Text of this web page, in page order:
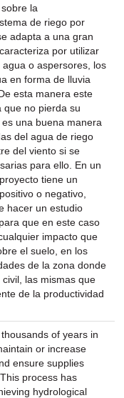
la
de riego por
adapta a una gran
por utilizar
o aspersores, los
en forma de lluvia
esta manera este
que no pierda su
una buena manera
del agua de riego
del viento si se
para ello. En un
tiene un
o negativo,
hacer un estudio
que en este caso
impacto que
el suelo, en los
de la zona donde
las mismas que
de la productividad
of years in
or increase
ensure supplies
process has
hydrological